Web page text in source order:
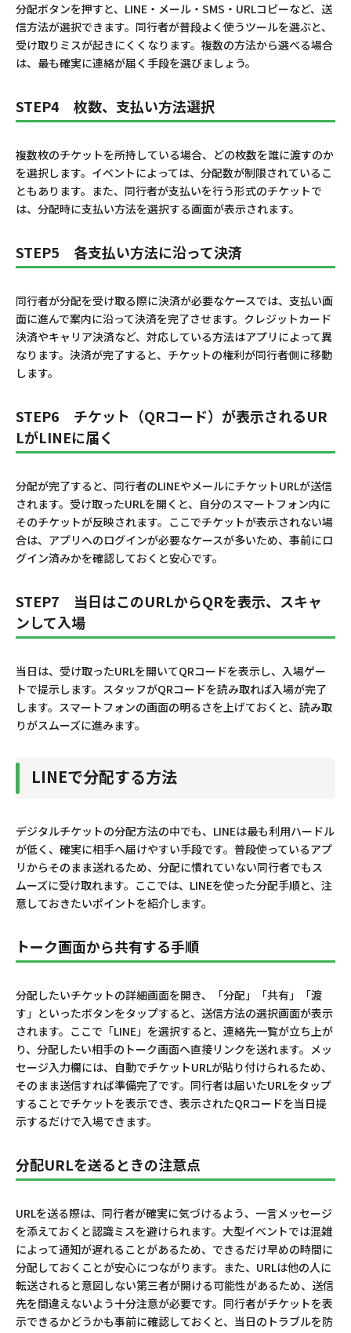
分配ボタンを押すと、LINE・メール・SMS・URLコピーなど、送
信方法が選択できます。同行者が普段よく使うツールを選ぶと、
受け取りミスが起きにくくなります。複数の方法から選べる場合
は、最も確実に連絡が届く手段を選びましょう。
STEP4 枚数、支払い方法選択
複数枚のチケットを所持している場合、どの枚数を誰に渡すのか
を選択します。イベントによっては、分配数が制限されているこ
ともあります。また、同行者が支払いを行う形式のチケットで
は、分配時に支払い方法を選択する画面が表示されます。
STEP5 各支払い方法に沿って決済
同行者が分配を受け取る際に決済が必要なケースでは、支払い画
面に進んで案内に沿って決済を完了させます。クレジットカード
決済やキャリア決済など、対応している方法はアプリによって異
なります。決済が完了すると、チケットの権利が同行者側に移動
します。
STEP6 チケット（QRコード）が表示されるUR
LがLINEに届く
分配が完了すると、同行者のLINEやメールにチケットURLが送信
されます。受け取ったURLを開くと、自分のスマートフォン内に
そのチケットが反映されます。ここでチケットが表示されない場
合は、アプリへのログインが必要なケースが多いため、事前にロ
グイン済みかを確認しておくと安心です。
STEP7 当日はこのURLからQRを表示、スキャ
ンして入場
当日は、受け取ったURLを開いてQRコードを表示し、入場ゲー
トで提示します。スタッフがQRコードを読み取れば入場が完了
します。スマートフォンの画面の明るさを上げておくと、読み取
りがスムーズに進みます。
LINEで分配する方法
デジタルチケットの分配方法の中でも、LINEは最も利用ハードル
が低く、確実に相手へ届けやすい手段です。普段使っているアプ
リからそのまま送れるため、分配に慣れていない同行者でもス
ムーズに受け取れます。ここでは、LINEを使った分配手順と、注
意しておきたいポイントを紹介します。
トーク画面から共有する手順
分配したいチケットの詳細画面を開き、「分配」「共有」「渡
す」といったボタンをタップすると、送信方法の選択画面が表示
されます。ここで「LINE」を選択すると、連絡先一覧が立ち上が
り、分配したい相手のトーク画面へ直接リンクを送れます。メッ
セージ入力欄には、自動でチケットURLが貼り付けられるため、
そのまま送信すれば準備完了です。同行者は届いたURLをタップ
することでチケットを表示でき、表示されたQRコードを当日提
示するだけで入場できます。
分配URLを送るときの注意点
URLを送る際は、同行者が確実に気づけるよう、一言メッセージ
を添えておくと認識ミスを避けられます。大型イベントでは混雑
によって通知が遅れることがあるため、できるだけ早めの時間に
分配しておくことが安心につながります。また、URLは他の人に
転送されると意図しない第三者が開ける可能性があるため、送信
先を間違えないよう十分注意が必要です。同行者がチケットを表
示できるかどうかも事前に確認しておくと、当日のトラブルを防